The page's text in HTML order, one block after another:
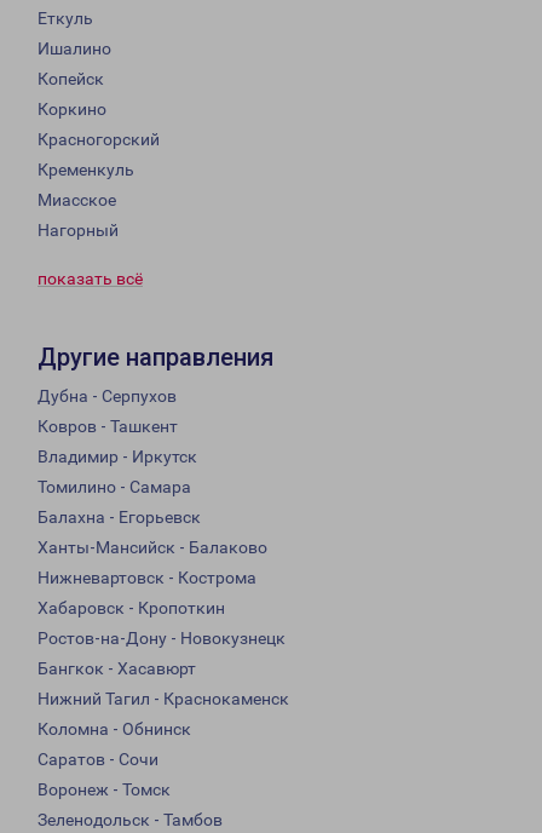
Еткуль
Ишалино
Копейск
Коркино
Красногорский
Кременкуль
Миасское
Нагорный
показать всё
Другие направления
Дубна - Серпухов
Ковров - Ташкент
Владимир - Иркутск
Томилино - Самара
Балахна - Егорьевск
Ханты-Мансийск - Балаково
Нижневартовск - Кострома
Хабаровск - Кропоткин
Ростов-на-Дону - Новокузнецк
Бангкок - Хасавюрт
Нижний Тагил - Краснокаменск
Коломна - Обнинск
Саратов - Сочи
Воронеж - Томск
Зеленодольск - Тамбов